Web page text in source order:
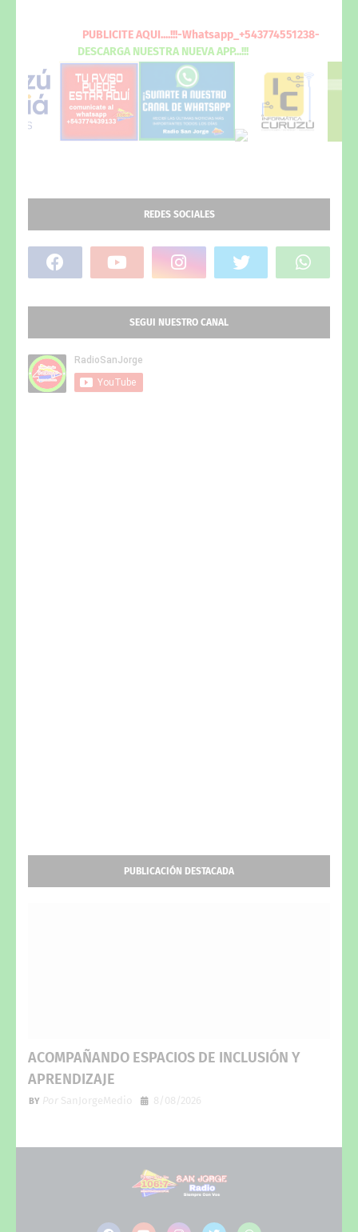
PUBLICITEAQUI....!!!-Whatsapp_+543774551238-
DESCARGANUESTRA NUEVA
REDES SOCIALES
SEGUI NUESTRO CANAL
PUBLICACIÓN DESTACADA
ACOMPAÑANDO ESPACIOS DE INCLUSIÓN Y
APRENDIZAJE
Por SanJorgeMedio 8/08/2026